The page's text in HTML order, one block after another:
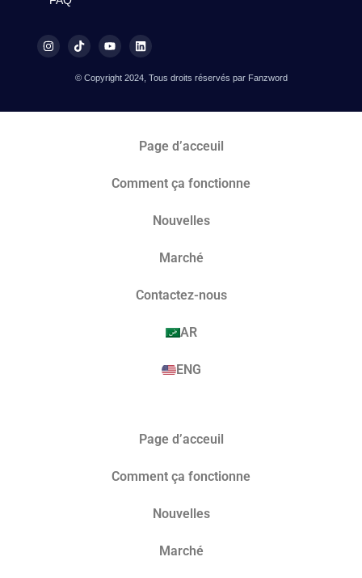
© Copyright 2024, Tous droits réservés par Fanzword
Page d’acceuil
Comment ça fonctionne
Nouvelles
Marché​
Contactez-nous
AR
ENG
Page d’acceuil
Comment ça fonctionne
Nouvelles
Marché​